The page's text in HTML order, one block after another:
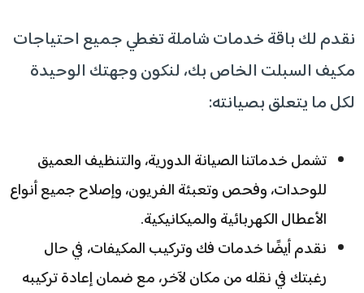
نقدم لك باقة خدمات شاملة تغطي جميع احتياجات
مكيف السبلت الخاص بك، لنكون وجهتك الوحيدة
لكل ما يتعلق بصيانته:
تشمل خدماتنا الصيانة الدورية، والتنظيف العميق
للوحدات، وفحص وتعبئة الفريون، وإصلاح جميع أنواع
الأعطال الكهربائية والميكانيكية.
نقدم أيضًا خدمات فك وتركيب المكيفات، في حال
رغبتك في نقله من مكان لآخر، مع ضمان إعادة تركيبه